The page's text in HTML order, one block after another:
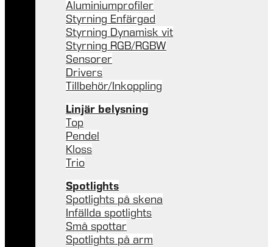
Aluminiumprofiler
Styrning Enfärgad
Styrning Dynamisk vit
Styrning RGB/RGBW
Sensorer
Drivers
Tillbehör/Inkoppling
Linjär belysning
Top
Pendel
Kloss
Trio
Spotlights
Spotlights på skena
Infällda spotlights
Små spottar
Spotlights på arm